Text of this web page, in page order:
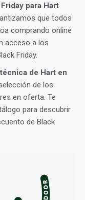
para Hart
que todos
comprando online
acceso a los
Friday.
de Hart en
de los
en oferta. Te
para descubrir
de Black